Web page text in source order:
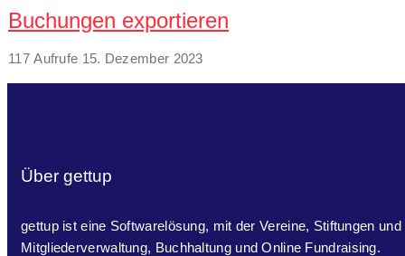
Buchungen exportieren
117 Aufrufe 15. Dezember 2023
Über gettup
gettup ist eine Softwarelösung, mit der Vereine, Stiftungen
Mitgliederverwaltung, Buchhaltung und Online Fundraising.